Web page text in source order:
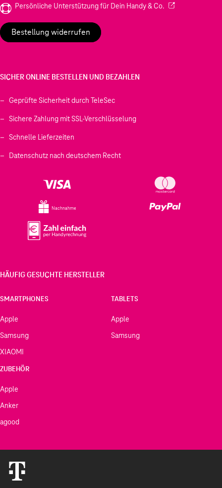
Persönliche Unterstützung für Dein Handy & Co. (Wird in einem
Bestellung widerrufen
SICHER ONLINE BESTELLEN UND BEZAHLEN
Geprüfte Sicherheit durch TeleSec
Sichere Zahlung mit SSL-Verschlüsselung
Schnelle Lieferzeiten
Datenschutz nach deutschem Recht
Nachnahme
HÄUFIG GESUCHTE HERSTELLER
SMARTPHONES
Apple
Samsung
XIAOMI
TABLETS
Apple
Samsung
ZUBEHÖR
Apple
Anker
agood